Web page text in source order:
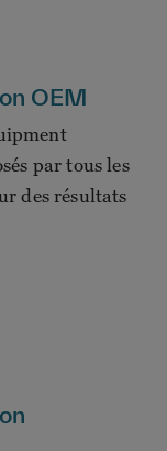
OEM
par tous les
des résultats